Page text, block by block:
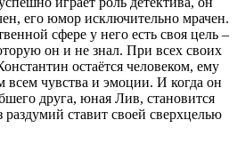
его юмор исключительно мрачен.
сфере у него есть своя цель –
он и не знал. При всех своих
остаётся человеком, ему
чувства и эмоции. И когда он
друга, юная Лив, становится
ставит своей сверхцелью